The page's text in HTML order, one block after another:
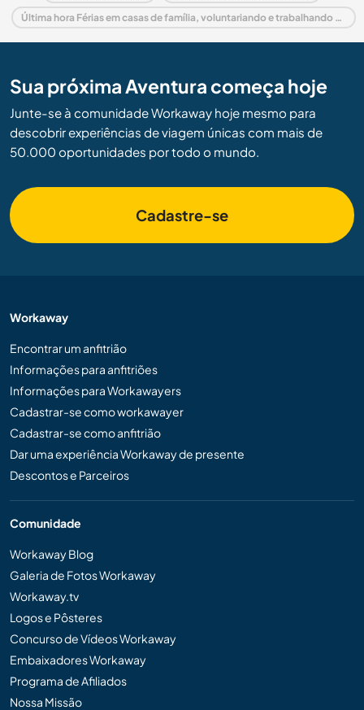
Última hora Férias em casas de família, voluntariando e trabalhando em Alemanha
Sua próxima Aventura começa hoje
Junte-se à comunidade Workaway hoje mesmo para
descobrir experiências de viagem únicas com mais de
50.000 oportunidades por todo o mundo.
Cadastre-se
Workaway
Encontrar um anfitrião
Informações para anfitriões
Informações para Workawayers
Cadastrar-se como workawayer
Cadastrar-se como anfitrião
Dar uma experiência Workaway de presente
Descontos e Parceiros
Comunidade
Workaway Blog
Galeria de Fotos Workaway
Workaway.tv
Logos e Pôsteres
Concurso de Vídeos Workaway
Embaixadores Workaway
Programa de Afiliados
Nossa Missão